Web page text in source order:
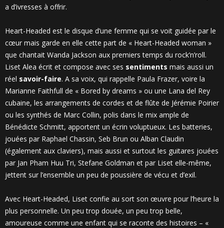
a d’ivresses à offrir.
Heart-Headed est le disque d’une femme qui se voit guidée par le
cœur mais garde en elle cette part de « Heart-Headed woman »
que chantait Wanda Jackson aux premiers temps du rock’n’roll.
Liset Alea écrit et compose avec ses sentiments mais aussi un
réel savoir-faire. A sa voix, qui rappelle Paula Frazer, voire la
Marianne Faithfull de « Bored by dreams » ou une Lana del Rey
cubaine, les arrangements de cordes et de flûte de Jérémie Poirier
ou les synthés de Marc Collin, polis dans le mix ample de
Bénédicte Schmitt, apportent un écrin voluptueux. Les batteries,
jouées par Raphael Chassin, Seb Brun ou Alban Claudin
(également aux claviers), mais aussi et surtout les guitares jouées
par Jan Pham Huu Tri, Stefane Goldman et par Liset elle-même,
jettent sur l’ensemble un peu de poussière de vécu et d’exil.
Avec Heart-Headed, Liset confie au sort son œuvre pour l’heure la
plus personnelle. Un peu trop douée, un peu trop belle,
amoureuse comme une enfant qui se raconte des histoires – «